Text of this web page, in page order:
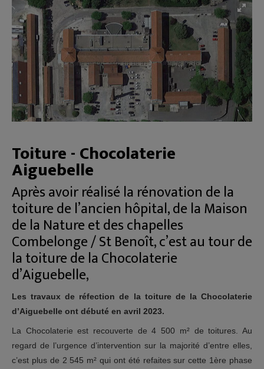
Toiture - Chocolaterie
Aiguebelle
Après avoir réalisé la rénovation de la
toiture de l’ancien hôpital, de la Maison
de la Nature et des chapelles
Combelonge / St Benoît, c’est au tour de
la toiture de la Chocolaterie
d’Aiguebelle,
Les travaux de réfection de la toiture de la Chocolaterie
d’Aiguebelle ont débuté en avril 2023.
La Chocolaterie est recouverte de 4 500 m² de toitures. Au
regard de l’urgence d’intervention sur la majorité d’entre elles,
c’est plus de 2 545 m² qui ont été refaites sur cette 1ère phase